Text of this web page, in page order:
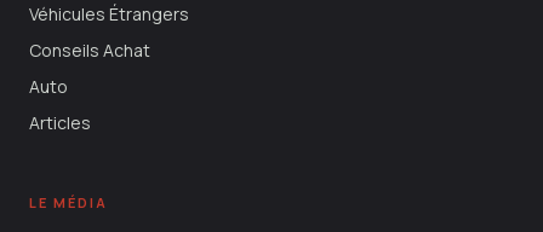
Véhicules Étrangers
Conseils Achat
Auto
Articles
LE MÉDIA